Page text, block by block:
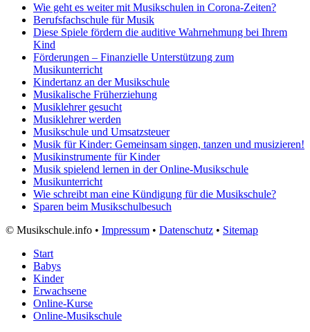
Wie geht es weiter mit Musikschulen in Corona-Zeiten?
Berufsfachschule für Musik
Diese Spiele fördern die auditive Wahrnehmung bei Ihrem
Kind
Förderungen – Finanzielle Unterstützung zum
Musikunterricht
Kindertanz an der Musikschule
Musikalische Früherziehung
Musiklehrer gesucht
Musiklehrer werden
Musikschule und Umsatzsteuer
Musik für Kinder: Gemeinsam singen, tanzen und musizieren!
Musikinstrumente für Kinder
Musik spielend lernen in der Online-Musikschule
Musikunterricht
Wie schreibt man eine Kündigung für die Musikschule?
Sparen beim Musikschulbesuch
© Musikschule.info • Impressum • Datenschutz • Sitemap
Start
Babys
Kinder
Erwachsene
Online-Kurse
Online-Musikschule